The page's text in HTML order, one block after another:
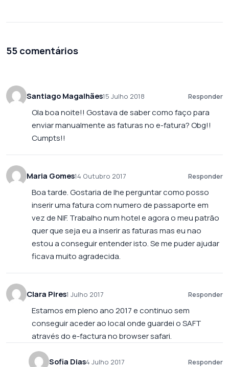
55 comentários
Santiago Magalhães15 Julho 2018 Responder
Ola boa noite!! Gostava de saber como faço para
enviar manualmente as faturas no e-fatura? Obg!!
Cumpts!!
Maria Gomes14 Outubro 2017 Responder
Boa tarde. Gostaria de lhe perguntar como posso
inserir uma fatura com numero de passaporte em
vez de NIF. Trabalho num hotel e agora o meu patrão
quer que seja eu a inserir as faturas mas eu nao
estou a conseguir entender isto. Se me puder ajudar
ficava muito agradecida.
Clara Pires1 Julho 2017 Responder
Estamos em pleno ano 2017 e continuo sem
conseguir aceder ao local onde guardei o SAFT
através do e-factura no browser safari.
Sofia Dias4 Julho 2017 Responder